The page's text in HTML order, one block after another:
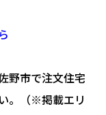
野市で注文住宅
。（※掲載エリ